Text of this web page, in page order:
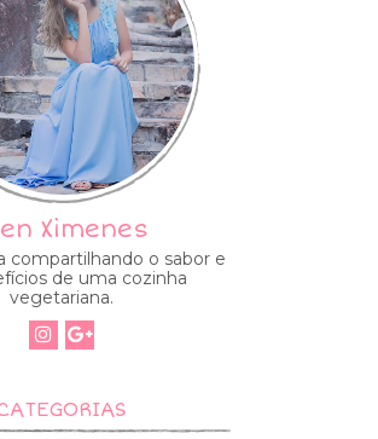
Ximenes
compartilhando o sabor e
de uma cozinha
vegetariana.